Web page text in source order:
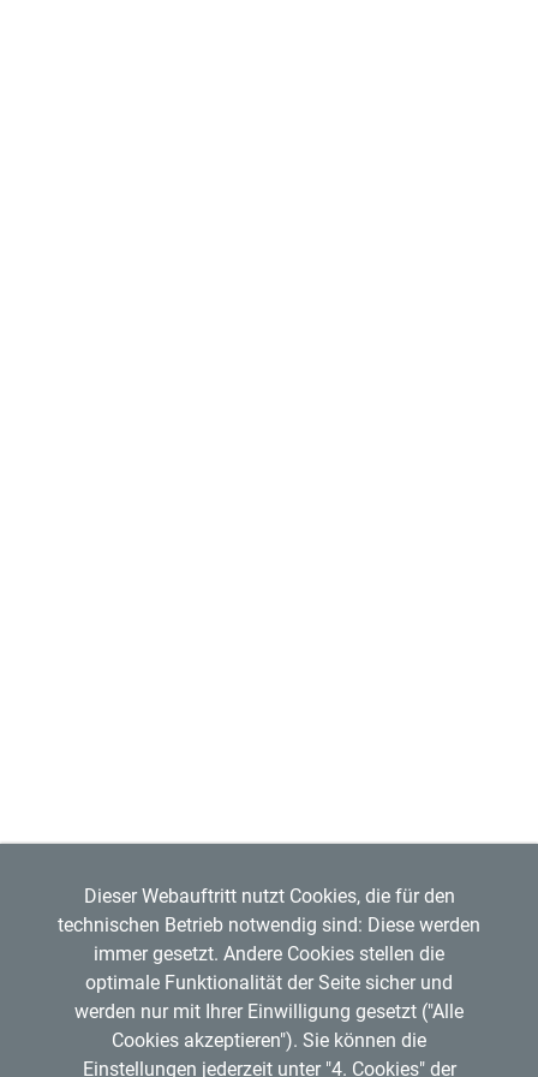
Dieser Webauftritt nutzt Cookies, die für den
technischen Betrieb notwendig sind: Diese werden
immer gesetzt. Andere Cookies stellen die
optimale Funktionalität der Seite sicher und
werden nur mit Ihrer Einwilligung gesetzt ("Alle
Cookies akzeptieren"). Sie können die
Einstellungen jederzeit unter "4. Cookies" der